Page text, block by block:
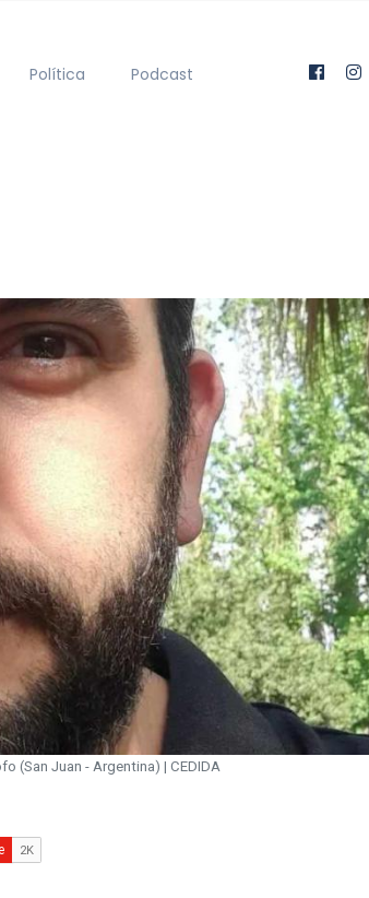
Política Podcast
(San Juan - Argentina) | CEDIDA